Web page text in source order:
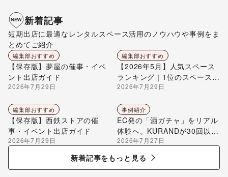
新着記事
短期出店に最適なレンタルスペース活用のノウハウや事例をま
とめてご紹介
編集部おすすめ
【保存版】夢屋の催事・イベ
ント出店ガイド
2026年7月29日
編集部おすすめ
【2026年5月】人気スペース
ランキング｜1位のスペースを
編集部が解説
2026年7月29日
編集部おすすめ
【保存版】西鉄ストアの催
事・イベント出店ガイド
2026年7月29日
事例紹介
EC発の「酒ガチャ」をリアル
体験へ。KURANDが30回以上
のポップアップ出店で届け
る“新しいお酒との出会い”
2026年7月27日
新着記事をもっと見る